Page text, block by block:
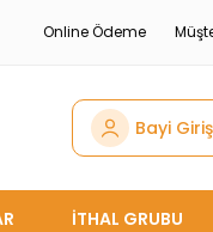
Online Ödeme
Bayi
İTHAL GRUBU